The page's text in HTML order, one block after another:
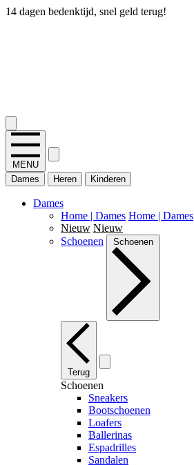
14 dagen bedenktijd, snel geld terug!
MENU
Dames
Heren Kinderen
Dames
Home | Dames Home | Dames
Nieuw Nieuw
Schoenen
Schoenen
Terug
Schoenen
Sneakers
Bootschoenen
Loafers
Ballerinas
Espadrilles
Sandalen